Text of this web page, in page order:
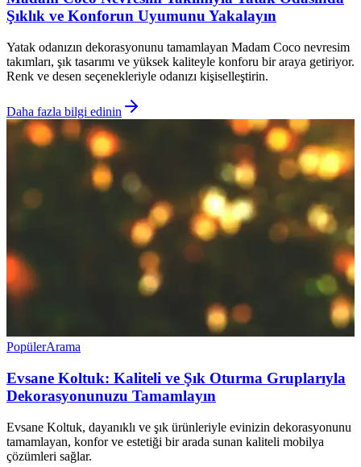
Şıklık ve Konforun Uyumunu Yakalayın
Yatak odanızın dekorasyonunu tamamlayan Madam Coco nevresim
takımları, şık tasarımı ve yüksek kaliteyle konforu bir araya getiriyor.
Renk ve desen seçenekleriyle odanızı kişiselleştirin.
Daha fazla bilgi edinin
PopülerArama
Evsane Koltuk: Kaliteli ve Şık Oturma Gruplarıyla
Dekorasyonunuzu Tamamlayın
Evsane Koltuk, dayanıklı ve şık ürünleriyle evinizin dekorasyonunu
tamamlayan, konfor ve estetiği bir arada sunan kaliteli mobilya
çözümleri sağlar.